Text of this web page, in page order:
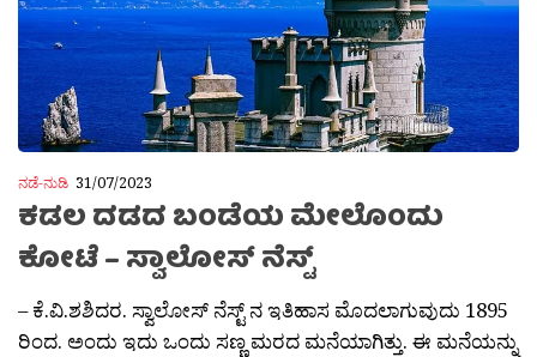
ನಡೆ-ನುಡಿ 31/07/2023
ಕಡಲ ದಡದ ಬಂಡೆಯ ಮೇಲೊಂದು
ಕೋಟೆ – ಸ್ವಾಲೋಸ್ ನೆಸ್ಟ್
– ಕೆ.ವಿ.ಶಶಿದರ. ಸ್ವಾಲೋಸ್ ನೆಸ್ಟ್ ನ ಇತಿಹಾಸ ಮೊದಲಾಗುವುದು 1895
ರಿಂದ. ಅಂದು ಇದು ಒಂದು ಸಣ್ಣ ಮರದ ಮನೆಯಾಗಿತ್ತು. ಈ ಮನೆಯನ್ನು